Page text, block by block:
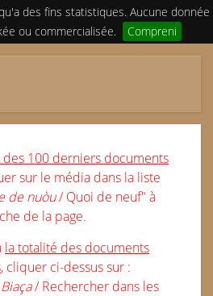
des fins statistiques. Aucune donnée
ou commercialisée.
Compreni
des 100 derniers documents
sur le média dans la liste
de nuòu/ Quoi de neuf" à
de la page.
la totalité des documents
, cliquer ci-dessus sur :
/ Rechercher dans les